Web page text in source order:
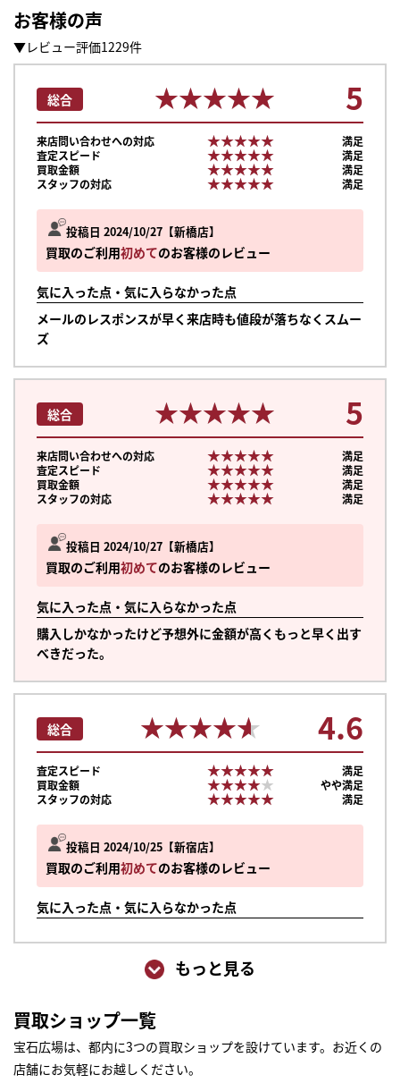
お客様の声
▼レビュー評価1229件
投稿日 2024/10/27 新橋店
買取のご利用初めてのお客様のレビュー
気に入った点・気に入らなかった点
メールのレスポンスが早く来店時も値段が落ちなくスムー
ズ
総合 ★★★★★
★★★★★ 5
来店問い合わせへの対応 ★★★★★
★★★★★
満足
査定スピード
★★★★★
★★★★★
満足
買取金額
★★★★★
★★★★★
満足
スタッフの対応
★★★★★
★★★★★ 満足
投稿日 2024/10/27 新橋店
買取のご利用初めてのお客様のレビュー
気に入った点・気に入らなかった点
購入しかなかったけど予想外に金額が高くもっと早く出す
べきだった。
総合 ★★★★★
★★★★★ 5
来店問い合わせへの対応 ★★★★★
★★★★★
満足
査定スピード
★★★★★
★★★★★
満足
買取金額
★★★★★
★★★★★
満足
スタッフの対応
★★★★★
★★★★★ 満足
投稿日 2024/10/25 新宿店
買取のご利用初めてのお客様のレビュー
気に入った点・気に入らなかった点
総合 ★★★★★
★★★★★ 4.6
査定スピード ★★★★★
★★★★★
満足
買取金額
★★★★★
★★★★★
やや満足
スタッフの対応
★★★★★
★★★★★ 満足
もっと見る
買取ショップ一覧
宝石広場は、都内に3つの買取ショップを設けています。お近くの
店舗にお気軽にお越しください。